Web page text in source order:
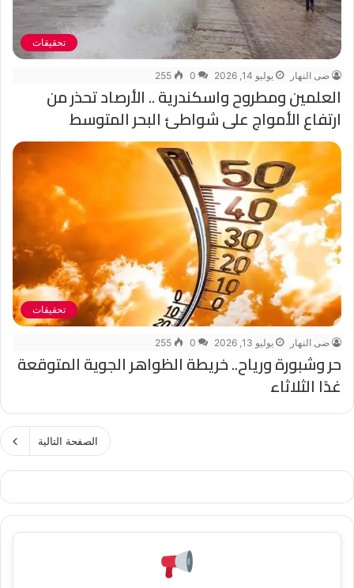
تحقيقات
ضى النهار يوليو 14, 2026 0
255
العلمين ومطروح واسكندرية .. الأرصاد تحذر من
ارتفاع الأمواج على شواطئ البحر المتوسط
تحقيقات
ضى النهار يوليو 13, 2026 0
255
حر وشبورة ورياح.. خريطة الظواهر الجوية المتوقعة
غدًا الثلاثاء
الصفحة التالية